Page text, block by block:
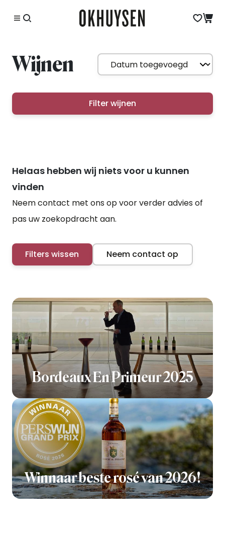
Wijnen
Filter wijnen
Helaas hebben wij niets voor u kunnen
vinden
Neem contact met ons op voor verder advies of
pas uw zoekopdracht aan.
Filters wissen Neem contact op
Bordeaux En Primeur 2025
Winnaar beste rosé van 2026!